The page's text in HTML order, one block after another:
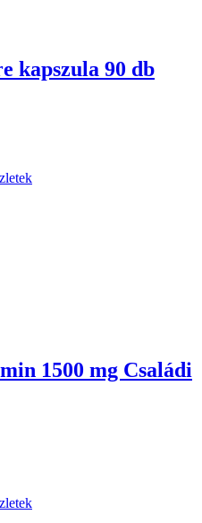
kapszula 90 db
1500 mg Családi